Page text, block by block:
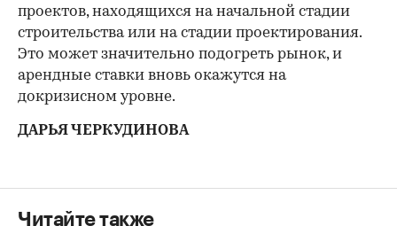
проектов, находящихся на начальной стадии
строительства или на стадии проектирования.
Это может значительно подогреть рынок, и
арендные ставки вновь окажутся на
докризисном уровне.
ДАРЬЯ ЧЕРКУДИНОВА
Читайте также